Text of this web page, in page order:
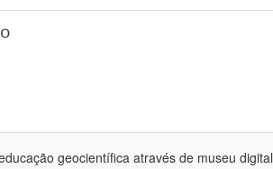
geocientífica através de museu digital